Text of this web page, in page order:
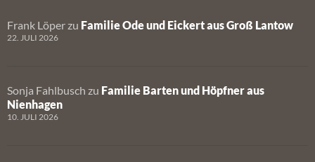
Frank Löper zu Familie Ode und Eickert aus Groß Lantow
22. JULI 2026
Sonja Fahlbusch zu Familie Barten und Höpfner aus
Nienhagen
10. JULI 2026